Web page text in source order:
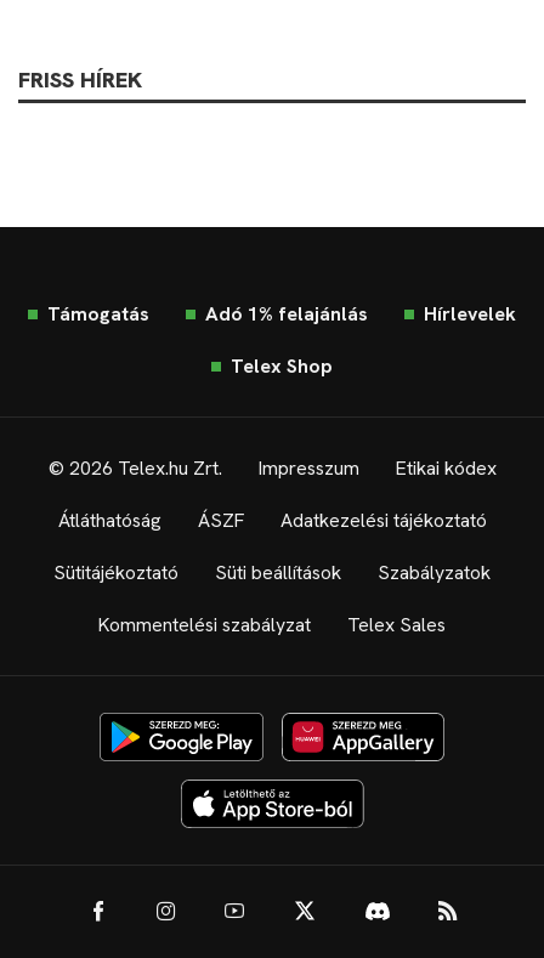
FRISS HÍREK
Támogatás Adó 1% felajánlás Hírlevelek
Telex Shop
© 2026 Telex.hu Zrt. Impresszum Etikai kódex
Átláthatóság ÁSZF Adatkezelési tájékoztató
Sütitájékoztató Süti beállítások Szabályzatok
Kommentelési szabályzat Telex Sales